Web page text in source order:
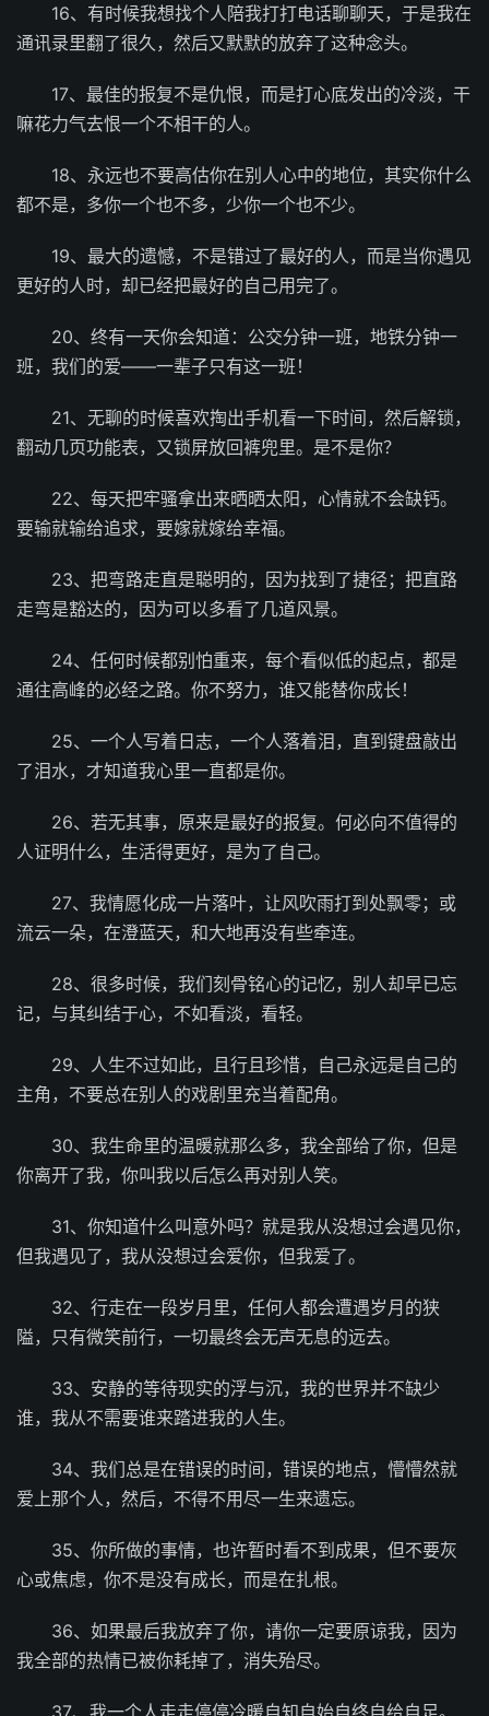
16、有时候我想找个人陪我打打电话聊聊天，于是我在
通讯录里翻了很久，然后又默默的放弃了这种念头。
17、最佳的报复不是仇恨，而是打心底发出的冷淡，干
嘛花力气去恨一个不相干的人。
18、永远也不要高估你在别人心中的地位，其实你什么
都不是，多你一个也不多，少你一个也不少。
19、最大的遗憾，不是错过了最好的人，而是当你遇见
更好的人时，却已经把最好的自己用完了。
20、终有一天你会知道：公交分钟一班，地铁分钟一
班，我们的爱——一辈子只有这一班！
21、无聊的时候喜欢掏出手机看一下时间，然后解锁，
翻动几页功能表，又锁屏放回裤兜里。是不是你？
22、每天把牢骚拿出来晒晒太阳，心情就不会缺钙。
要输就输给追求，要嫁就嫁给幸福。
23、把弯路走直是聪明的，因为找到了捷径；把直路
走弯是豁达的，因为可以多看了几道风景。
24、任何时候都别怕重来，每个看似低的起点，都是
通往高峰的必经之路。你不努力，谁又能替你成长！
25、一个人写着日志，一个人落着泪，直到键盘敲出
了泪水，才知道我心里一直都是你。
26、若无其事，原来是最好的报复。何必向不值得的
人证明什么，生活得更好，是为了自己。
27、我情愿化成一片落叶，让风吹雨打到处飘零；或
流云一朵，在澄蓝天，和大地再没有些牵连。
28、很多时候，我们刻骨铭心的记忆，别人却早已忘
记，与其纠结于心，不如看淡，看轻。
29、人生不过如此，且行且珍惜，自己永远是自己的
主角，不要总在别人的戏剧里充当着配角。
30、我生命里的温暖就那么多，我全部给了你，但是
你离开了我，你叫我以后怎么再对别人笑。
31、你知道什么叫意外吗？就是我从没想过会遇见你，
但我遇见了，我从没想过会爱你，但我爱了。
32、行走在一段岁月里，任何人都会遭遇岁月的狭
隘，只有微笑前行，一切最终会无声无息的远去。
33、安静的等待现实的浮与沉，我的世界并不缺少
谁，我从不需要谁来踏进我的人生。
34、我们总是在错误的时间，错误的地点，懵懵然就
爱上那个人，然后，不得不用尽一生来遗忘。
35、你所做的事情，也许暂时看不到成果，但不要灰
心或焦虑，你不是没有成长，而是在扎根。
36、如果最后我放弃了你，请你一定要原谅我，因为
我全部的热情已被你耗掉了，消失殆尽。
37、我一个人走走停停冷暖自知自始自终自给自足。